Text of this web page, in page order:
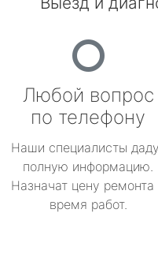
Любой вопрос
по телефону
Наши специалисты
полную информацию.
Назначат цену ремонта
время работ.